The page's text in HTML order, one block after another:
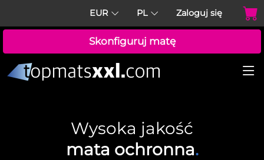
EUR PL Zaloguj się
Skonfiguruj matę
Wysoka jakość
mata ochronna.